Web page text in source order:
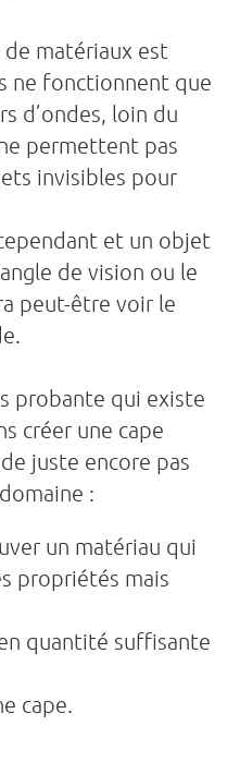
de matériaux est
ne fonctionnent que
d’ondes, loin du
permettent pas
invisibles pour
et un objet
de vision ou le
peut-être voir le
probante qui existe
créer une cape
juste encore pas
:
un matériau qui
propriétés mais
quantité suffisante
cape.